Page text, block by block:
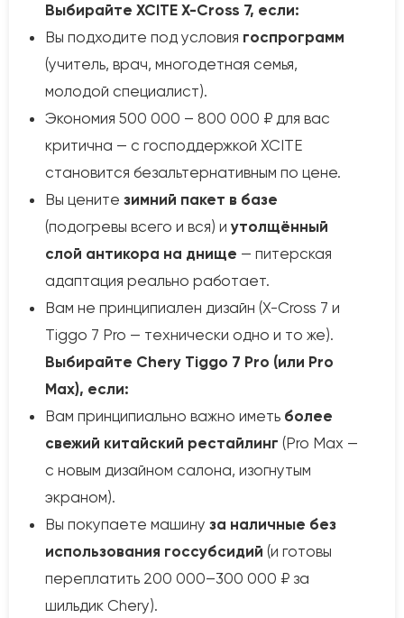
Выбирайте XCITE X-Cross 7, если:
Вы подходите под условия госпрограмм
(учитель, врач, многодетная семья,
молодой специалист).
Экономия 500 000 – 800 000 ₽ для вас
критична — с господдержкой XCITE
становится безальтернативным по цене.
Вы цените зимний пакет в базе
(подогревы всего и вся) и утолщённый
слой антикора на днище — питерская
адаптация реально работает.
Вам не принципиален дизайн (X-Cross 7 и
Tiggo 7 Pro — технически одно и то же).
Выбирайте Chery Tiggo 7 Pro (или Pro
Max), если:
Вам принципиально важно иметь более
свежий китайский рестайлинг (Pro Max —
с новым дизайном салона, изогнутым
экраном).
Вы покупаете машину за наличные без
использования госсубсидий (и готовы
переплатить 200 000–300 000 ₽ за
шильдик Chery).